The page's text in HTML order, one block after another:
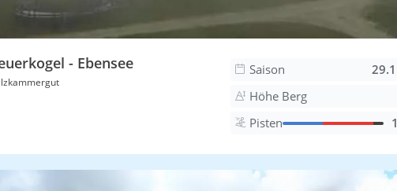
- Ebensee Saison
Höhe Berg
Pisten